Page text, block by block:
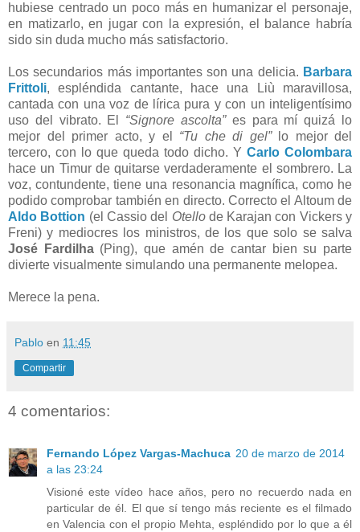
hubiese centrado un poco más en humanizar el personaje,
en matizarlo, en jugar con la expresión, el balance habría
sido sin duda mucho más satisfactorio.
Los secundarios más importantes son una delicia. Barbara
Frittoli, espléndida cantante, hace una Liù maravillosa,
cantada con una voz de lírica pura y con un inteligentísimo
uso del vibrato. El “Signore ascolta” es para mí quizá lo
mejor del primer acto, y el “Tu che di gel”lo mejor del
tercero, con lo que queda todo dicho. Y Carlo Colombara
hace un Timur de quitarse verdaderamente el sombrero. La
voz, contundente, tiene una resonancia magnífica, como he
podido comprobar también en directo. Correcto el Altoum de
Aldo Bottion (el Cassio del Otello de Karajan con Vickers y
Freni) y mediocres los ministros, de los que solo se salva
José Fardilha(Ping), que amén de cantar bien su parte
divierte visualmente simulando una permanente melopea.
Merece la pena.
Pablo en 11:45
Compartir
4 comentarios:
Fernando López Vargas-Machuca 20 de marzo de 2014
a las 23:24
Visioné este vídeo hace años, pero no recuerdo nada en
particular de él. El que sí tengo más reciente es el filmado
en Valencia con el propio Mehta, espléndido por lo que a él